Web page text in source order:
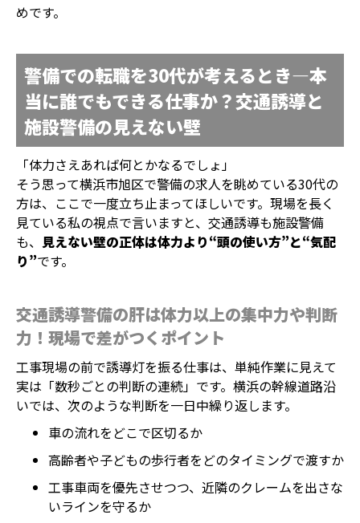
めです。
警備での転職を30代が考えるとき—本
当に誰でもできる仕事か？交通誘導と
施設警備の見えない壁
「体力さえあれば何とかなるでしょ」
そう思って横浜市旭区で警備の求人を眺めている30代の
方は、ここで一度立ち止まってほしいです。現場を長く
見ている私の視点で言いますと、交通誘導も施設警備
も、 見えない壁の正体は体力より“頭の使い方”と“気配
り”です。
交通誘導警備の肝は体力以上の集中力や判断
力！現場で差がつくポイント
工事現場の前で誘導灯を振る仕事は、単純作業に見えて
実は「数秒ごとの判断の連続」です。横浜の幹線道路沿
いでは、次のような判断を一日中繰り返します。
車の流れをどこで区切るか
高齢者や子どもの歩行者をどのタイミングで渡すか
工事車両を優先させつつ、近隣のクレームを出さな
いラインを守るか